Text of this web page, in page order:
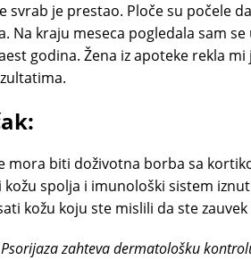
svrab je prestao. Ploče su počele
Na kraju meseca pogledala sam
godina. Žena iz apoteke rekla
mora biti doživotna borba sa
kožu spolja i imunološki sistem
kožu koju ste mislili da ste zauvek
zahteva dermatološku